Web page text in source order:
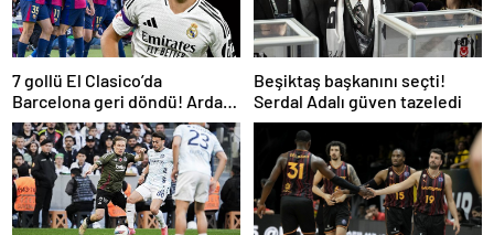
7 gollü El Clasico’da
Barcelona geri döndü! Arda
oynadı, Mbappe yetmedi
Beşiktaş başkanını seçti!
Serdal Adalı güven tazeledi